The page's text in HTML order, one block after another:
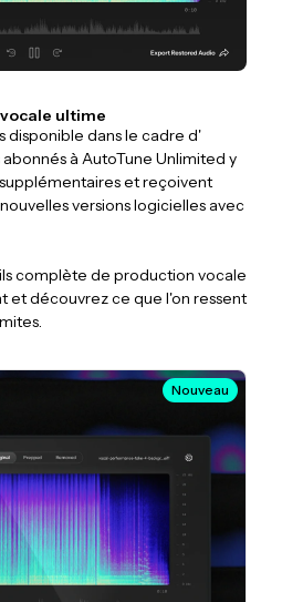
ultime
disponible dans le cadre d'
abonnés à AutoTune Unlimited y
et reçoivent
versions logicielles avec
complète de production vocale
et découvrez ce que l'on ressent
Nouveau